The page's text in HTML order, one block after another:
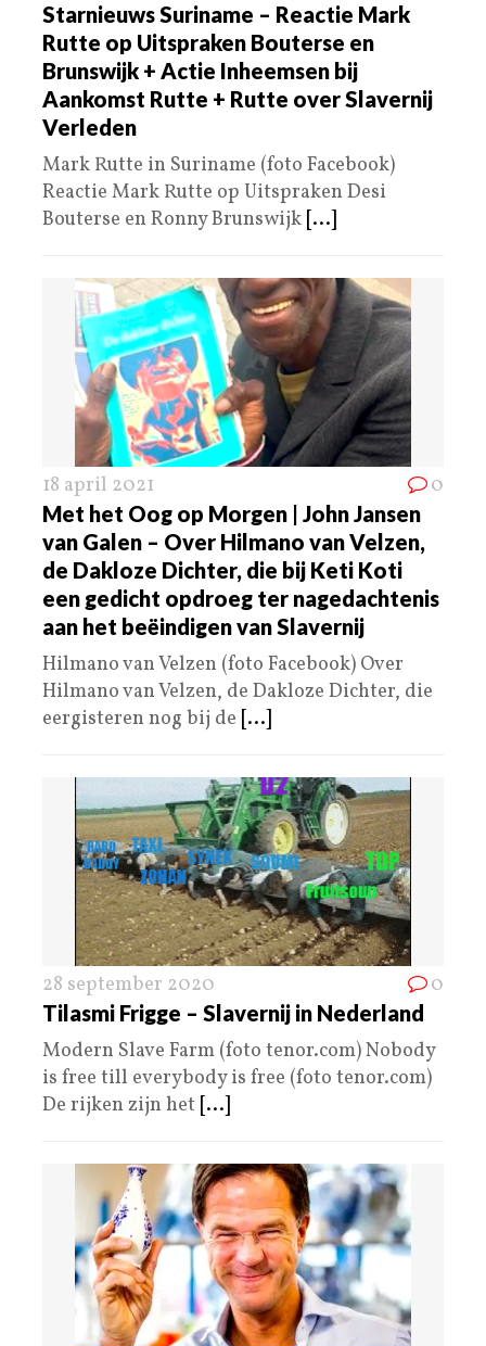
Starnieuws Suriname – Reactie Mark
Rutte op Uitspraken Bouterse en
Brunswijk + Actie Inheemsen bij
Aankomst Rutte + Rutte over Slavernij
Verleden
Mark Rutte in Suriname (foto Facebook)
Reactie Mark Rutte op Uitspraken Desi
Bouterse en Ronny Brunswijk [...]
18 april 2021 0
Met het Oog op Morgen | John Jansen
van Galen – Over Hilmano van Velzen,
de Dakloze Dichter, die bij Keti Koti
een gedicht opdroeg ter nagedachtenis
aan het beëindigen van Slavernij
Hilmano van Velzen (foto Facebook) Over
Hilmano van Velzen, de Dakloze Dichter, die
eergisteren nog bij de [...]
28 september 2020 0
Tilasmi Frigge – Slavernij in Nederland
Modern Slave Farm (foto tenor.com) Nobody
is free till everybody is free (foto tenor.com)
De rijken zijn het [...]